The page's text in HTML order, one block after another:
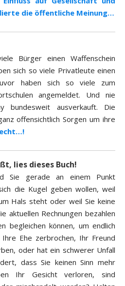
die öffentliche Meinung…
Bürger einen Waffenschein
sich so viele Privatleute einen
haben sich so viele zum
angemeldet. Und nie
bundesweit ausverkauft. Die
offensichtlich Sorgen um ihre
lies dieses Buch!
Sie gerade an einem Punkt
die Kugel geben wollen, weil
Hals steht oder weil Sie keine
aktuellen Rechnungen bezahlen
begleichen können, um endlich
Ehe zerbrochen, Ihr Freund
oder hat ein schwerer Unfall
dass Sie keinen Sinn mehr
Ihr Gesicht verloren, sind